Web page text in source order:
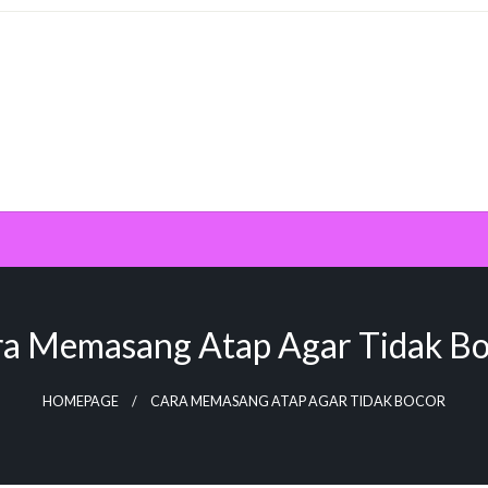
Memasang Atap Agar Tidak
HOMEPAGE CARA MEMASANG ATAP AGAR TIDAK BOCOR